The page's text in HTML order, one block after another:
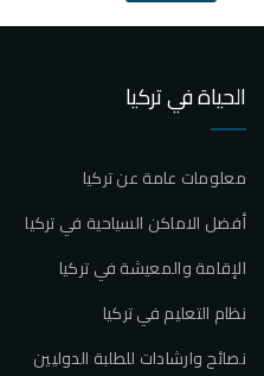
الحياة في تركيا
معلومات عامة عن تركيا
أفضل الاماكن السياحية في تركيا
الإقامة والمعيشة في تركيا
نظام التعليم في تركيا
نصائح وارشادات للطلبة الدوليين